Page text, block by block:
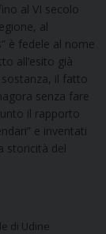
al VI secolo
al
è fedele al nome
all’esito già
sostanza, il fatto
senza fare
il rapporto
e inventati
storicità del
di Udine